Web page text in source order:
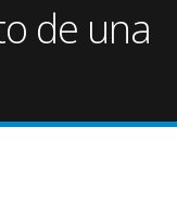
de una